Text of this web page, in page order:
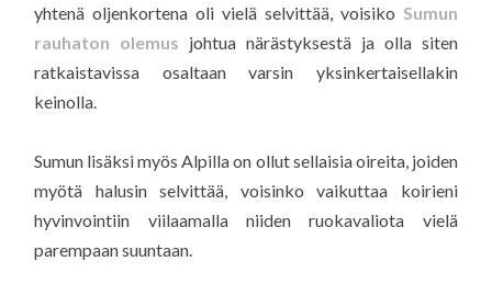
yhtenä oljenkortena oli vielä selvittää, voisiko Sumun
rauhaton olemus johtua närästyksestä ja olla siten
ratkaistavissa osaltaan varsin yksinkertaisellakin
keinolla.
Sumun lisäksi myös Alpilla on ollut sellaisia oireita, joiden
myötä halusin selvittää, voisinko vaikuttaa koirieni
hyvinvointiin viilaamalla niiden ruokavaliota vielä
parempaan suuntaan.